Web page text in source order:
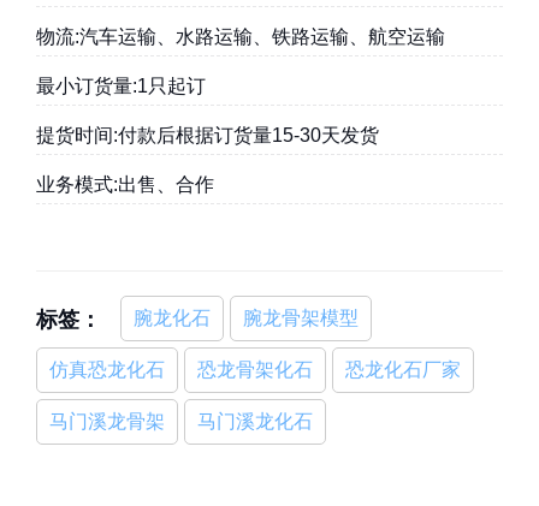
物流:汽车运输、水路运输、铁路运输、航空运输
最小订货量:1只起订
提货时间:付款后根据订货量15-30天发货
业务模式:出售、合作
标签： 腕龙化石 腕龙骨架模型
仿真恐龙化石 恐龙骨架化石 恐龙化石厂家
马门溪龙骨架 马门溪龙化石